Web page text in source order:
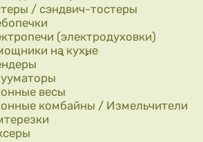
/ сэндвич-тостеры
(электродуховки)
на кухне
весы
комбайны / Измельчители